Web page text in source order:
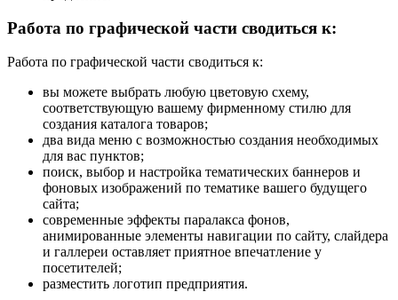
Работа по графической части сводиться к:
Работа по графической части сводиться к:
вы можете выбрать любую цветовую схему,
соответствующую вашему фирменному стилю для
создания каталога товаров;
два вида меню с возможностью создания необходимых
для вас пунктов;
поиск, выбор и настройка тематических баннеров и
фоновых изображений по тематике вашего будущего
сайта;
современные эффекты паралакса фонов,
анимированные элементы навигации по сайту, слайдера
и галлереи оставляет приятное впечатление у
посетителей;
разместить логотип предприятия.